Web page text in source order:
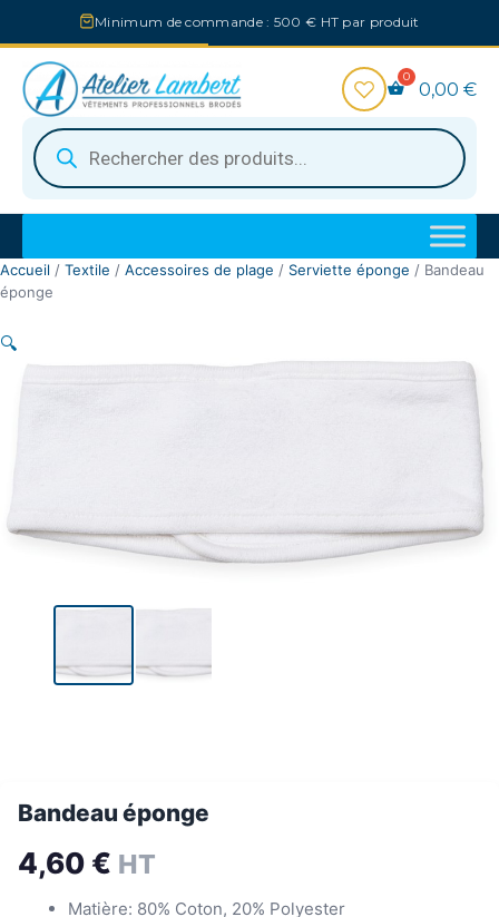
au
contenu
Minimum de commande : 500 € HT par produit
Recherche
de
produits
0,00 €
Accueil / Textile / Accessoires de plage / Serviette éponge / Bandeau
éponge
🔍
Bandeau éponge
4,60 € HT
Matière: 80% Coton, 20% Polyester